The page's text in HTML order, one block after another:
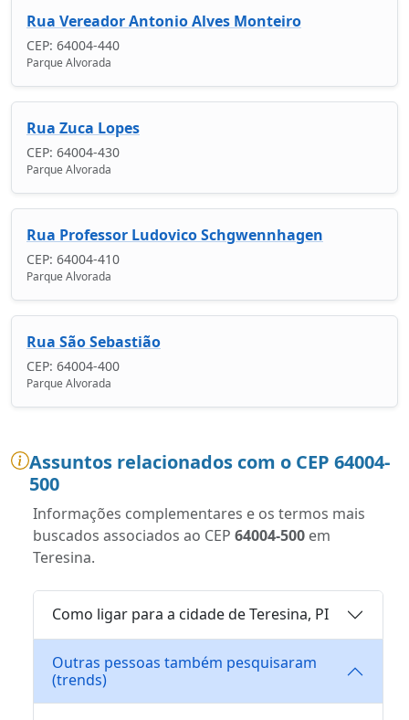
Rua Vereador Antonio Alves Monteiro
CEP: 64004-440
Parque Alvorada
Rua Zuca Lopes
CEP: 64004-430
Parque Alvorada
Rua Professor Ludovico Schgwennhagen
CEP: 64004-410
Parque Alvorada
Rua São Sebastião
CEP: 64004-400
Parque Alvorada
Assuntos relacionados com o CEP 64004-
500
Informações complementares e os termos mais
buscados associados ao CEP 64004-500 em
Teresina.
Como ligar para a cidade de Teresina, PI
Outras pessoas também pesquisaram
(trends)